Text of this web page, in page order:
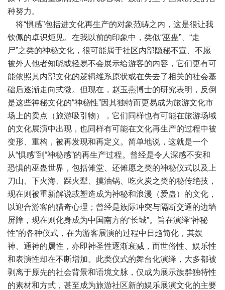
种努力。
将“惧感”包括进文化再生产的对象范畴之内，这是很让我
钦佩的卓识炬见。在我以前的印象中，类似“巫蛊”、“走
尸”之类的神秘文化，很可能属于社区内部隐秘不宣、不愿
被外人他者知晓或轻易不会展示给游客的内容，它们更有可
能依照其内部文化的逻辑维系原状或在失去了相关的社会基
础后逐渐走向式微。但现在，赵玉燕博士的研究表明，反倒
是这些神秘文化的“神秘性”因其独特而更易成为旅游文化市
场上的卖点（旅游吸引物），它们同样也有可能在旅游场域
的文化展演中出现，也同样有可能在文化再生产的过程中被
变形、重构，被再发现和再定义。简单地说，这就是一个
从“惧感”到“神秘感”的再生产过程。曾经是令人深感不安和
恐惧的巫蛊世界，包括傩堂、还傩愿之类的神秘仪式以及上
刀山、下火海、踩火犁、摸油锅、吃火炭之类的秘传绝技，
现在则被重新解说或塑造成为神秘和浪漫（爱蛊）的文化，
以迎合游客的猎奇心理；曾经是族际冲突与隔断交通的边墙
屏障，现在则化身成为中国南方的“长城”。旨在演绎“神秘
性”的各种仪式，在为游客展演的过程中日趋简化，其娱
神、通神的属性，亦即神圣性逐渐衰减，而世俗性、娱乐性
和表演性却在不断增加。此类仪式的舞台化演绎，大多都被
剥离于原先的社会背景和语境文脉，仅成为展示族群独特性
的素材和方式，甚至成为旅游社区新的娱乐展演文化的主要